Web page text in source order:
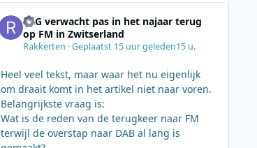
SRG verwacht pas in het najaar terug
op FM in Zwitserland
Rakkerten ·Geplaatst 15 uur geleden15 u.
Heel veel tekst, maar waar het nu eigenlijk
om draait komt in het artikel niet naar voren.
Belangrijkste vraag is:
Wat is de reden van de terugkeer naar FM
terwijl de overstap naar DAB al lang is